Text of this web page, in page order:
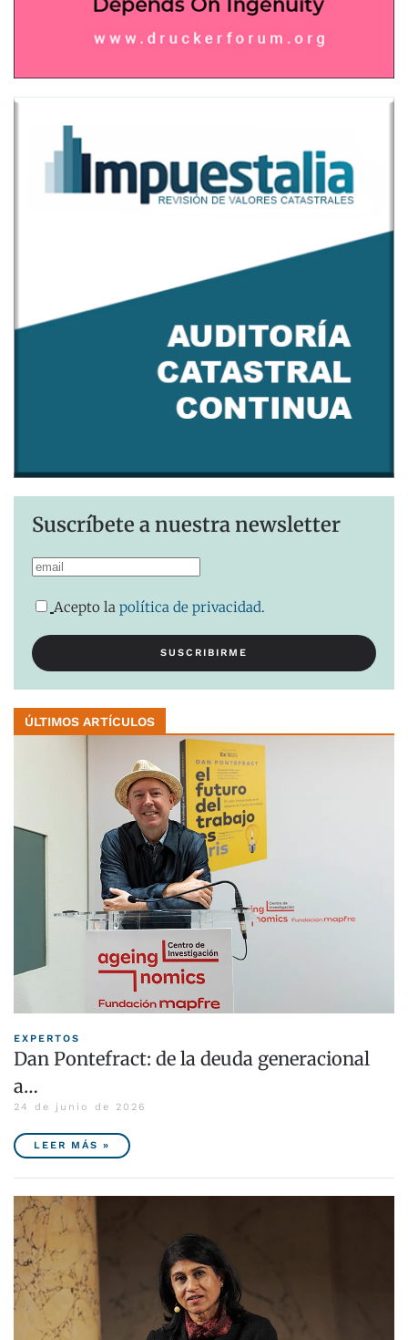
Suscríbete a nuestra newsletter
Acepto la política de privacidad.
ÚLTIMOS ARTÍCULOS
EXPERTOS
Dan Pontefract: de la deuda generacional
a…
24 de junio de 2026
LEER MÁS »